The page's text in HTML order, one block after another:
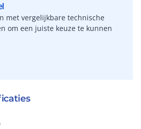
met vergelijkbare technische
om een juiste keuze te kunnen